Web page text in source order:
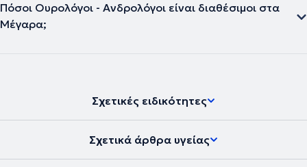
Πόσοι Ουρολόγοι - Ανδρολόγοι είναι διαθέσιμοι στα
Μέγαρα;
Σχετικές ειδικότητες
Σχετικά άρθρα υγείας